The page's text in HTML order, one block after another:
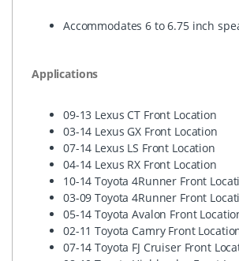
Accommodates 6 to 6.75 inch
Applications
09-13 Lexus CT Front Location
03-14 Lexus GX Front Location
07-14 Lexus LS Front Location
04-14 Lexus RX Front Location
10-14 Toyota 4Runner Front
03-09 Toyota 4Runner Front
05-14 Toyota Avalon Front
02-11 Toyota Camry Front
07-14 Toyota FJ Cruiser Front